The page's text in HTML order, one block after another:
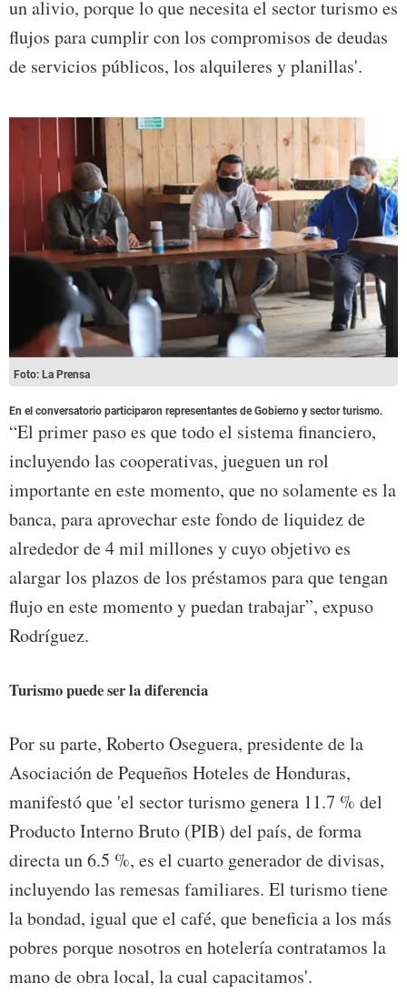
un alivio, porque lo que necesita el sector turismo es
flujos para cumplir con los compromisos de deudas
de servicios públicos, los alquileres y planillas'.
Foto: La Prensa
En el conversatorio participaron representantes de Gobierno y sector turismo.
“El primer paso es que todo el sistema financiero,
incluyendo las cooperativas, jueguen un rol
importante en este momento, que no solamente es la
banca, para aprovechar este fondo de liquidez de
alrededor de 4 mil millones y cuyo objetivo es
alargar los plazos de los préstamos para que tengan
flujo en este momento y puedan trabajar”, expuso
Rodríguez.
Turismo puede ser la diferencia
Por su parte, Roberto Oseguera, presidente de la
Asociación de Pequeños Hoteles de Honduras,
manifestó que 'el sector turismo genera 11.7 % del
Producto Interno Bruto (PIB) del país, de forma
directa un 6.5 %, es el cuarto generador de divisas,
incluyendo las remesas familiares. El turismo tiene
la bondad, igual que el café, que beneficia a los más
pobres porque nosotros en hotelería contratamos la
mano de obra local, la cual capacitamos'.